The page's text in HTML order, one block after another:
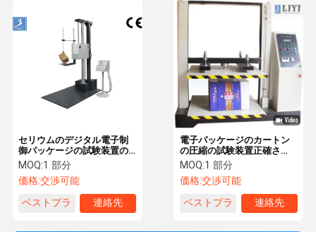
セリウムのデジタル電子制
御パッケージの試験装置の
下る影響 800mm 広く
MOQ:1 部分
価格:交渉可能
ベストプラ
連絡先
電子パッケージのカートン
の圧縮の試験装置正確さ
0.01 KG の
MOQ:1 部分
価格:交渉可能
ベストプラ
連絡先